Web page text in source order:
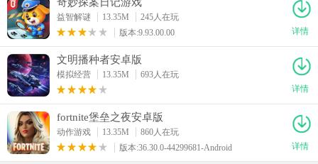
奇妙探案日记游戏
益智解谜 13.35M
245人在玩
版本:9.93.00.00
详情
文明播种者安卓版
模拟经营 13.35M
693人在玩
详情
fortnite堡垒之夜安卓版
动作游戏 13.35M
860人在玩
版本:36.30.0-44299681-Android
详情